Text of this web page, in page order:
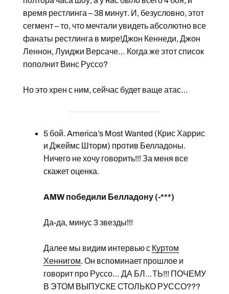
время рестлинга – 38 минут. И, безусловно, этот
сегмент – то, что мечтали увидеть абсолютно все
фанаты рестлинга в мире!Джон Кеннеди, Джон
Леннон, Луиджи Версаче… Когда же этот список
пополнит Винс Руссо?
Но это хрен с ним, сейчас будет ваще атас…
5 бой. America’s Most Wanted (Крис Харрис
и Джеймс Шторм) против Белладоны.
Ничего не хочу говорить!!! За меня все
скажет оценка.
AMW победили Белладону (-***)
Да-да, минус 3 звезды!!!
Далее мы видим интервью с Куртом
Хеннигом. Он вспоминает прошлое и
говорит про Руссо… ДА БЛ…ТЬ!!! ПОЧЕМУ
В ЭТОМ ВЫПУСКЕ СТОЛЬКО РУССО???